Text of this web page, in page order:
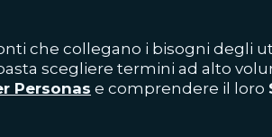
che collegano i bisogni degli
scegliere termini ad alto
Personas e comprendere il loro